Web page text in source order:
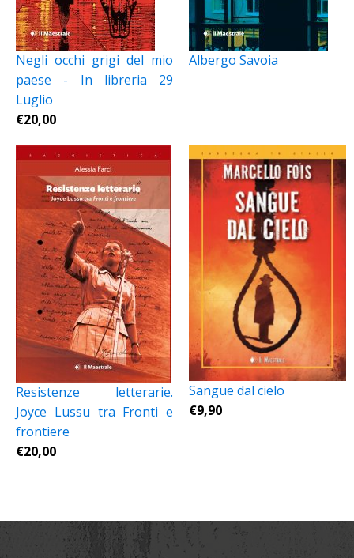
Negli occhi grigi del mio
paese - In libreria 29
Luglio
€20,00
Albergo Savoia
Resistenze letterarie.
Joyce Lussu tra Fronti e
frontiere
€20,00
Sangue dal cielo
€9,90